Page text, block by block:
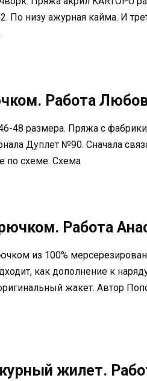
низу ажурная кайма. И
Работа
48 размера. Пряжа с
Дуплет №90. Сначала
по схеме. Схема
Работа
из 100%
как дополнение к
жакет. Автор
жилет.